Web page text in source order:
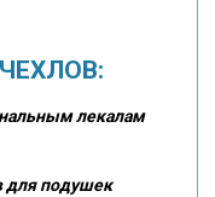
лекалам
для подушек